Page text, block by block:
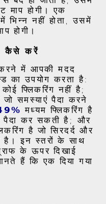
माप होगी। एक
नहीं होता, उसमें
होगी।
कैसे करें
में आपकी मदद
का उपयोग करता है:
फ्लिकरिंग नहीं है;
समस्याएं पैदा करने
मध्यम फ्लिकरिंग है
पैदा कर सकती है; और
है जो सिरदर्द और
है। इन स्तरों के साथ
के ऊपर दिखाई
हैं कि एक दिया गया